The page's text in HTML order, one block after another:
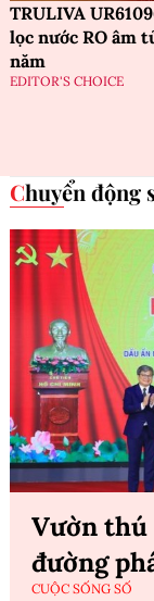
TRULIVA
lọc nước RO âm
năm
EDITOR'S CHOICE
Chuyển động
Vườn thú
đường
CUỘC SỐNG SỐ